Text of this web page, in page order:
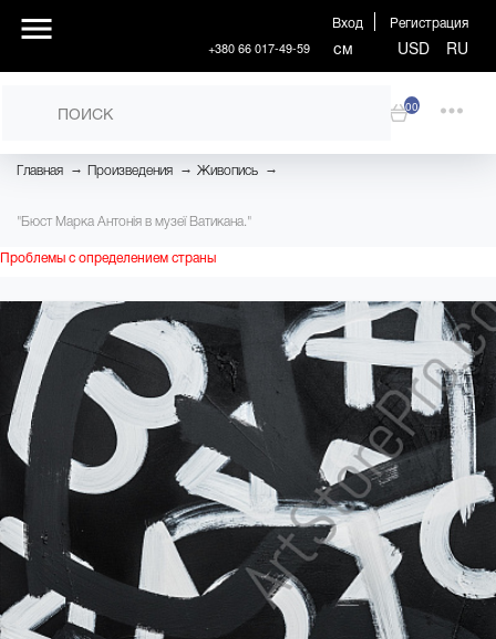
Вход Регистрация
+380 66 017-49-59 см USD RU
00
Главная → Произведения → Живопись →
"Бюст Марка Антонія в музеї Ватикана."
Проблемы с определением страны